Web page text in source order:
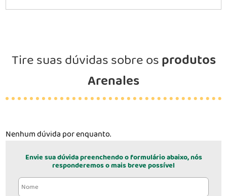
Tire suas dúvidas sobre osprodutos
Arenales
Nenhum dúvida por enquanto.
Envie sua dúvida preenchendo o formulário abaixo, nós
responderemos o mais breve possível